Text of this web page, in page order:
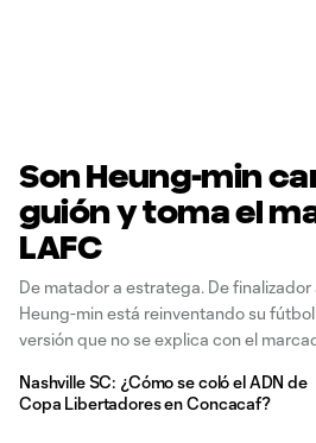
Son Heung-min
guión y toma el
LAFC
De matador a estratega. De
Heung-min está reinventando su
versión que no se explica con el
se puso el traje
Nashville SC: ¿Cómo se coló el ADN de
Copa Libertadores en Concacaf?